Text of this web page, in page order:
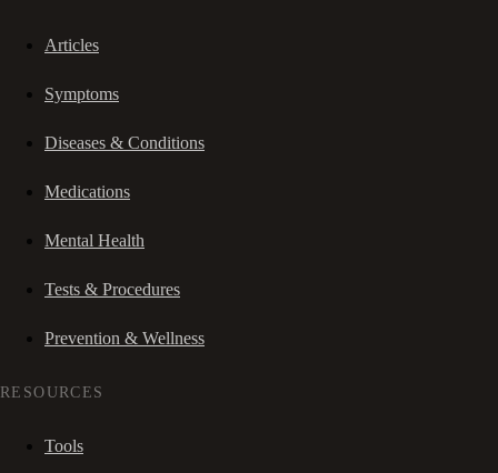
Articles
Symptoms
Diseases & Conditions
Medications
Mental Health
Tests & Procedures
Prevention & Wellness
RESOURCES
Tools